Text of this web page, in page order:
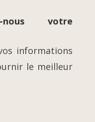
nous votre
informations
le meilleur